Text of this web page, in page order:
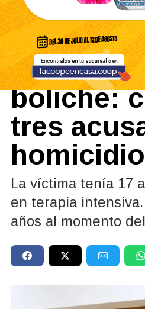
Policiales y Judiciales
08/06/2026
Brutal
boliche:
tres
homicidio
La víctima tenía 17
en terapia
años al momento